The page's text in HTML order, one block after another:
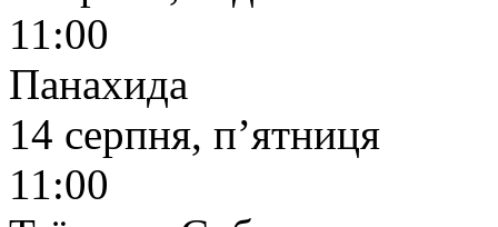
11:00
Панахида
14 серпня, п’ятниця
11:00